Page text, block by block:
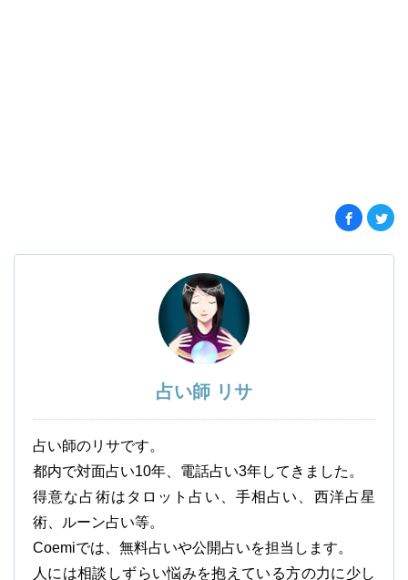
占い師 リサ
占い師のリサです。
都内で対面占い10年、電話占い3年してきました。
得意な占術はタロット占い、手相占い、西洋占星
術、ルーン占い等。
Coemiでは、無料占いや公開占いを担当します。
人には相談しずらい悩みを抱えている方の力に少し